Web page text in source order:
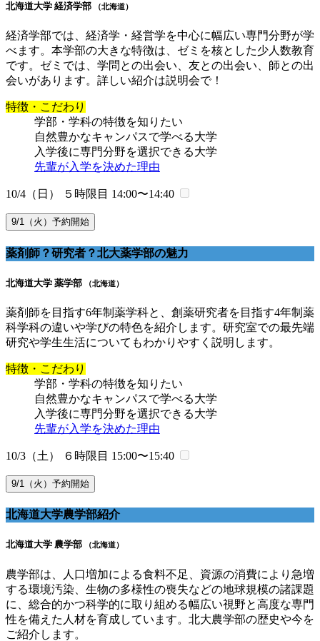
北海道大学 経済学部 （北海道）
経済学部では、経済学・経営学を中心に幅広い専門分野が学
べます。本学部の大きな特徴は、ゼミを核とした少人数教育
です。ゼミでは、学問との出会い、友との出会い、師との出
会いがあります。詳しい紹介は説明会で！
特徴・こだわり
学部・学科の特徴を知りたい
自然豊かなキャンパスで学べる大学
入学後に専門分野を選択できる大学
先輩が入学を決めた理由
10/4（日） ５時限目 14:00〜14:40
9/1（火）予約開始
薬剤師？研究者？北大薬学部の魅力
北海道大学 薬学部 （北海道）
薬剤師を目指す6年制薬学科と、創薬研究者を目指す4年制薬
科学科の違いや学びの特色を紹介します。研究室での最先端
研究や学生生活についてもわかりやすく説明します。
特徴・こだわり
学部・学科の特徴を知りたい
自然豊かなキャンパスで学べる大学
入学後に専門分野を選択できる大学
先輩が入学を決めた理由
10/3（土） ６時限目 15:00〜15:40
9/1（火）予約開始
北海道大学農学部紹介
北海道大学 農学部 （北海道）
農学部は、人口増加による食料不足、資源の消費により急増
する環境汚染、生物の多様性の喪失などの地球規模の諸課題
に、総合的かつ科学的に取り組める幅広い視野と高度な専門
性を備えた人材を育成しています。北大農学部の歴史や今を
ご紹介します。